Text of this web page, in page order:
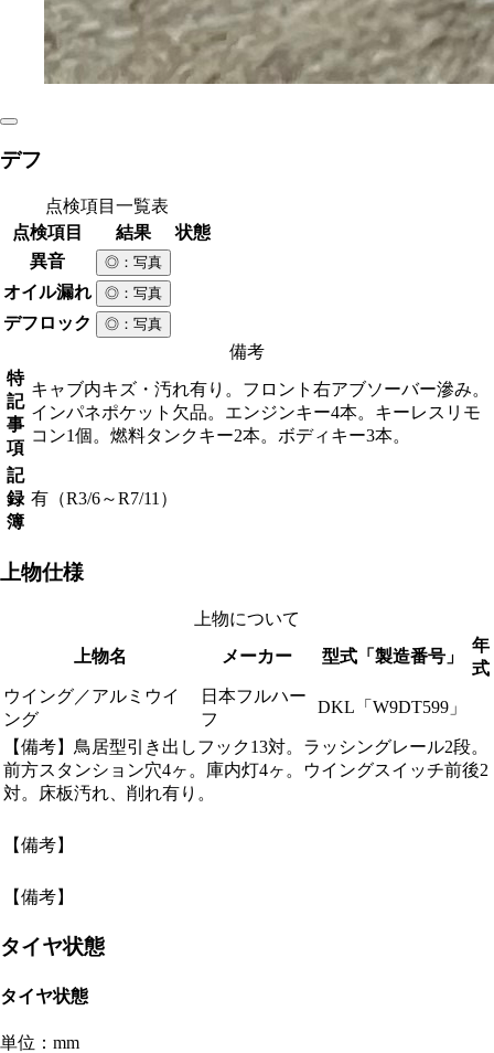
デフ
点検項目一覧表
点検項目
結果
状態
異音
◎ ：写真
オイル漏れ ◎ ：写真
デフロック ◎ ：写真
備考
特
記
事
項
キャブ内キズ・汚れ有り。フロント右アブソーバー滲み。
インパネポケット欠品。エンジンキー4本。キーレスリモ
コン1個。燃料タンクキー2本。ボディキー3本。
記
録
簿
有（R3/6～R7/11）
上物仕様
上物について
上物名
メーカー 型式「製造番号」
年
式
ウイング／アルミウイ
ング
日本フルハー
フ
DKL「W9DT599」
【備考】鳥居型引き出しフック13対。ラッシングレール2段。
前方スタンション穴4ヶ。庫内灯4ヶ。ウイングスイッチ前後2
対。床板汚れ、削れ有り。
【備考】
【備考】
タイヤ状態
タイヤ状態
単位：mm